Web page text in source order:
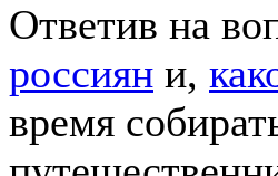
Ответив на
россиян и,
время